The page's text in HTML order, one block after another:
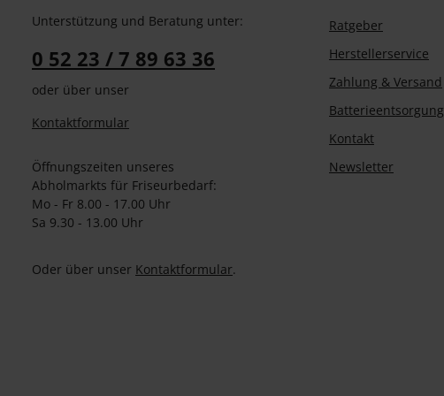
Unterstützung und Beratung unter:
0 52 23 / 7 89 63 36
oder über unser
Kontaktformular
Öffnungszeiten unseres
Abholmarkts für Friseurbedarf:
Mo - Fr 8.00 - 17.00 Uhr
Sa 9.30 - 13.00 Uhr
Oder über unser Kontaktformular.
Ratgeber
Herstellerservice
Zahlung & Versand
Batterieentsorgung
Kontakt
Newsletter